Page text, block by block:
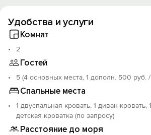
Парковка у дома, а до центра Ялты,
минут на машине.
Забронируйте эту квартиру прямо
насладитесь отдыхом у моря! Не
прекрасный шанс провести
одном из самых красивых мест в
шум моря будет сопровождать Вас
всего отдыха!
Удобства и услуги
Комнат
2
Гостей
5 (4 основных места, 1 дополн. 500 руб.
Спальные места
1 двуспальная кровать, 1 диван-кровать,
детская кроватка (по запросу)
Расстояние до моря